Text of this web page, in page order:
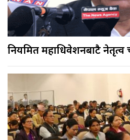
नियमित महाधिवेशनबाटै